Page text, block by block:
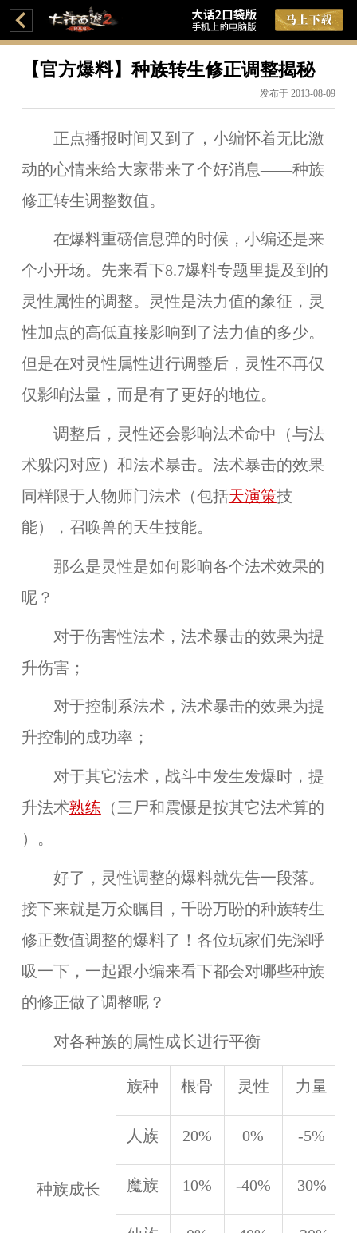
【官方爆料】种族转生修正调整揭秘
发布于 2013-08-09
正点播报时间又到了，小编怀着无比激
动的心情来给大家带来了个好消息——种族
修正转生调整数值。
在爆料重磅信息弹的时候，小编还是来
个小开场。先来看下8.7爆料专题里提及到的
灵性属性的调整。灵性是法力值的象征，灵
性加点的高低直接影响到了法力值的多少。
但是在对灵性属性进行调整后，灵性不再仅
仅影响法量，而是有了更好的地位。
调整后， 灵性还会影响法术命中（与法
术躲闪对应）和法术暴击。法术暴击的效果
同样限于人物师门法术（包括天演策技
能），召唤兽的天生技能。
那么是灵性是如何影响各个法术效果的
呢？
对于伤害性法术，法术暴击的效果为提
升伤害；
对于控制系法术，法术暴击的效果为提
升控制的成功率；
对于其它法术，战斗中发生发爆时，提
升法术熟练 （三尸和震慑是按其它法术算的
）。
好了，灵性调整的爆料就先告一段落。
接下来就是万众瞩目，千盼万盼的种族转生
修正数值调整的爆料了！各位玩家们先深呼
吸一下，一起跟小编来看下都会对哪些种族
的修正做了调整呢？
对各种族的属性成长进行平衡
种族成长
族种 根骨 灵性 力量
人族 20% 0% -5%
魔族 10% -40% 30%